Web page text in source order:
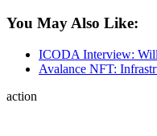
You May Also Like:
ICODA Interview:
Avalance NFT:
action